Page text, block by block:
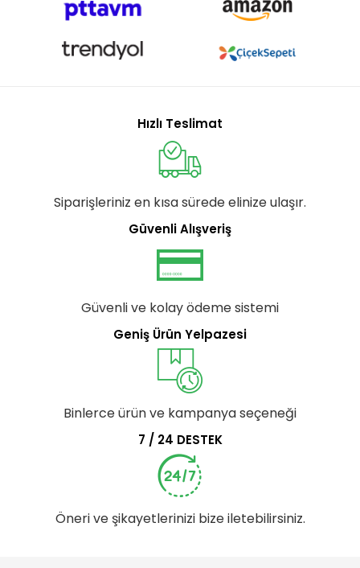
Hızlı Teslimat
Siparişleriniz en kısa sürede elinize ulaşır.
Güvenli Alışveriş
Güvenli ve kolay ödeme sistemi
Geniş Ürün Yelpazesi
Binlerce ürün ve kampanya seçeneği
7 / 24 DESTEK
Öneri ve şikayetlerinizi bize iletebilirsiniz.